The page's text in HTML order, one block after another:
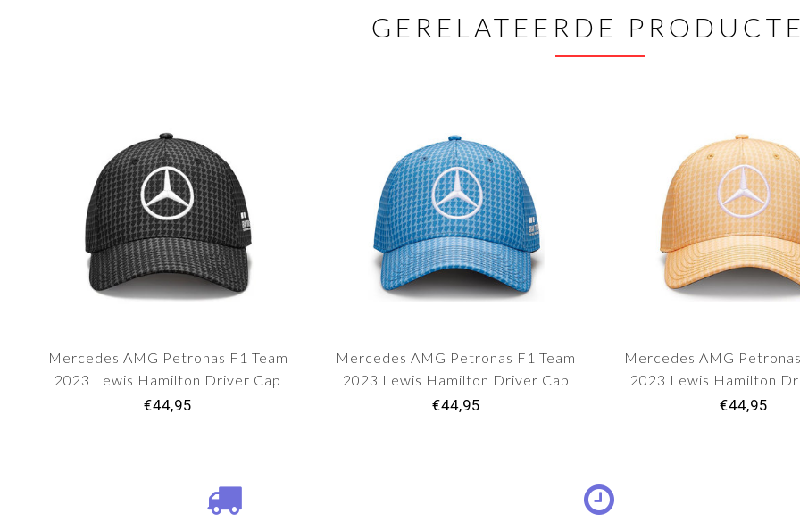
GERELATEERDE
Mercedes AMG Petronas F1 Team
2023 Lewis Hamilton Driver Cap
Black Adult
€44,95
Mercedes AMG Petronas F1 Team
2023 Lewis Hamilton Driver Cap
Blue Adult
€44,95
Mercedes AMG
2023 Lewis Hamilton
Peach Adult
€44,95